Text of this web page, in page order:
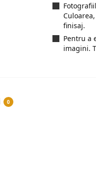
finisaj.
Pentru a
imagini.
0